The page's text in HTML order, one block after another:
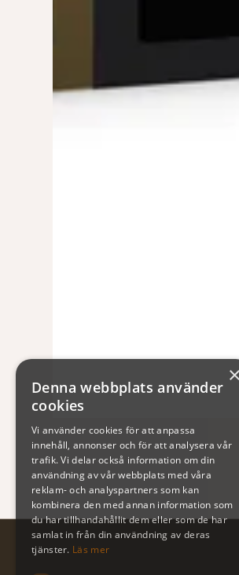
×
Denna webbplats använder
cookies
Vi använder cookies för att anpassa
innehåll, annonser och för att analysera vår
trafik. Vi delar också information om din
användning av vår webbplats med våra
reklam- och analyspartners som kan
kombinera den med annan information som
du har tillhandahållit dem eller som de har
samlat in från din användning av deras
tjänster. Läs mer